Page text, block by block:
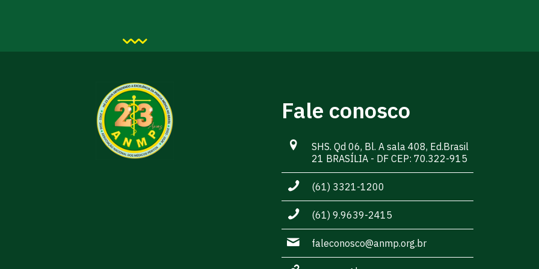
Fale conosco
SHS. Qd 06, Bl. A sala 408, Ed.Brasil
21 BRASÍLIA - DF CEP: 70.322-915
(61) 3321-1200
(61) 9.9639-2415
faleconosco@anmp.org.br